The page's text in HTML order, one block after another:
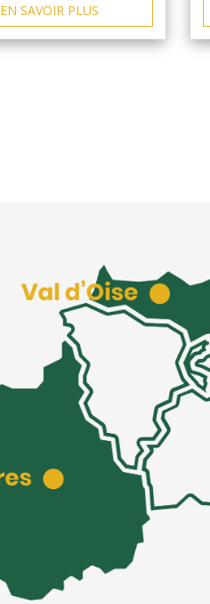
EN SAVOIR PLUS